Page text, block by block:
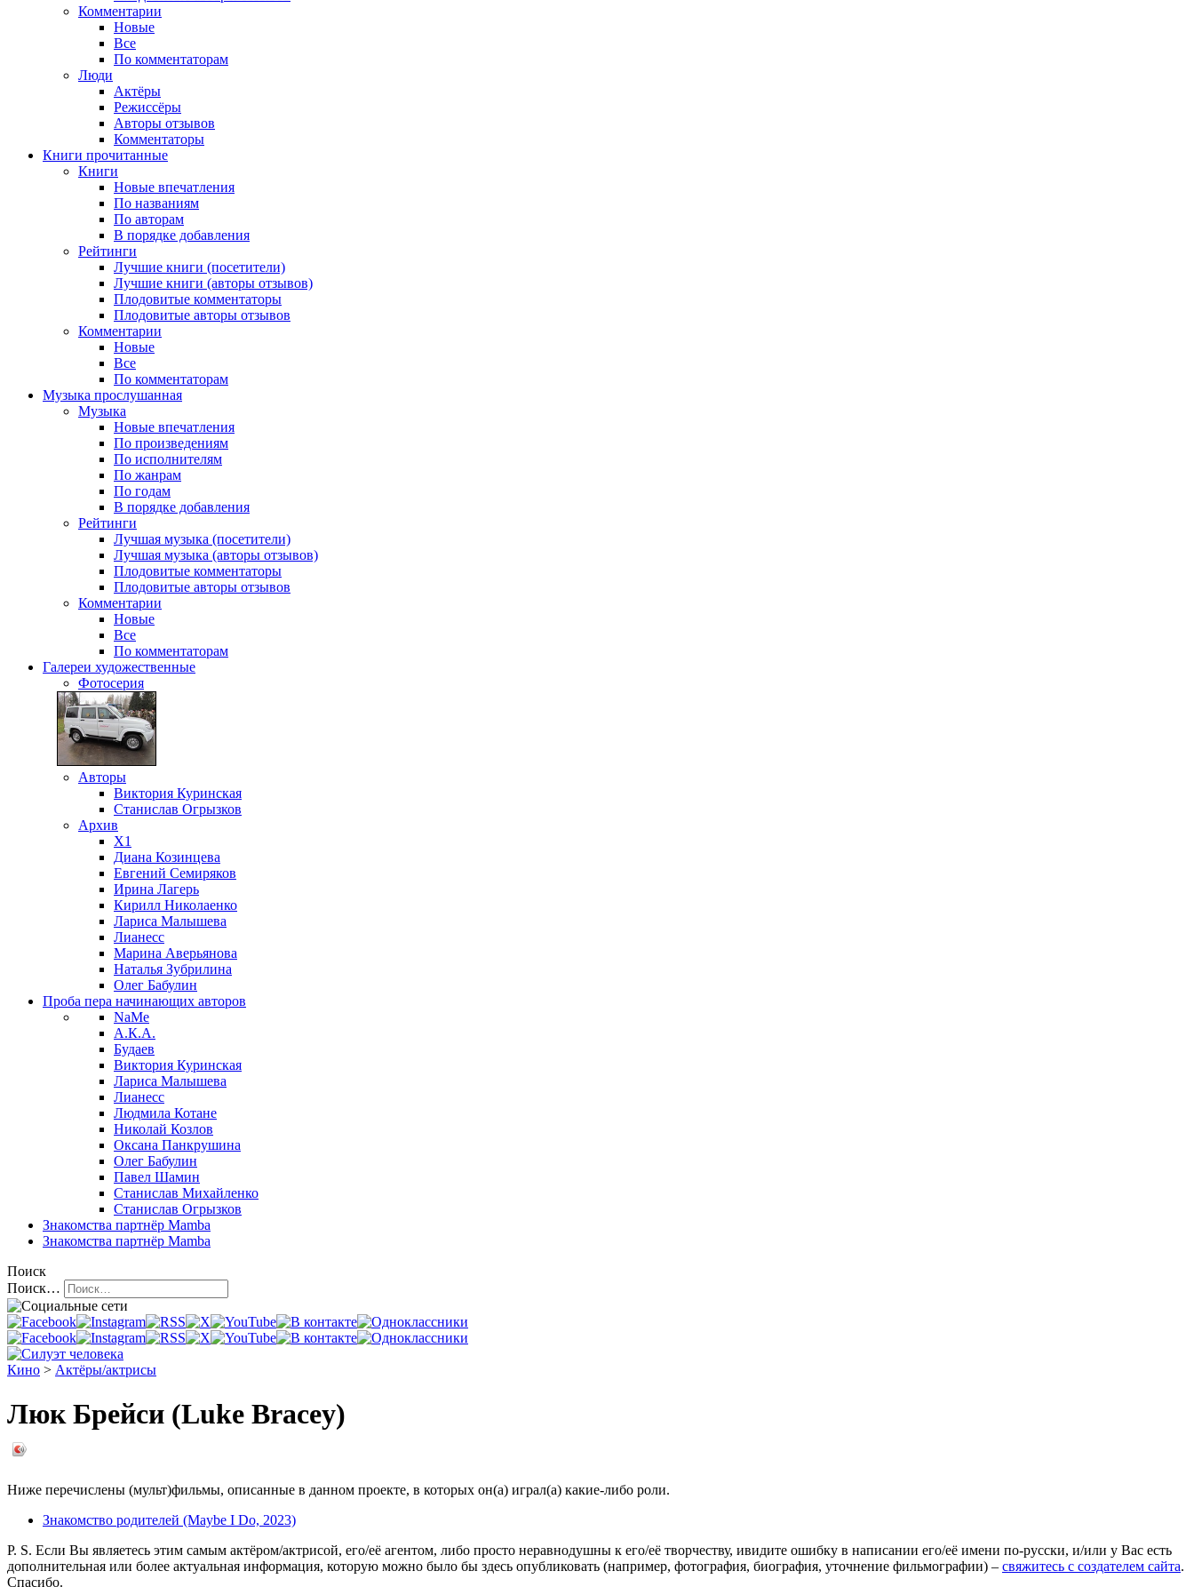
Комментарии
Новые
Все
По комментаторам
Люди
Актёры
Режиссёры
Авторы отзывов
Комментаторы
Книги прочитанные
Книги
Новые впечатления
По названиям
По авторам
В порядке добавления
Рейтинги
Лучшие книги (посетители)
Лучшие книги (авторы отзывов)
Плодовитые комментаторы
Плодовитые авторы отзывов
Комментарии
Новые
Все
По комментаторам
Музыка прослушанная
Музыка
Новые впечатления
По произведениям
По исполнителям
По жанрам
По годам
В порядке добавления
Рейтинги
Лучшая музыка (посетители)
Лучшая музыка (авторы отзывов)
Плодовитые комментаторы
Плодовитые авторы отзывов
Комментарии
Новые
Все
По комментаторам
Галереи художественные
Фотосерия
Авторы
Виктория Куринская
Станислав Огрызков
Архив
X1
Диана Козинцева
Евгений Семиряков
Ирина Лагерь
Кирилл Николаенко
Лариса Малышева
Лианесс
Марина Аверьянова
Наталья Зубрилина
Олег Бабулин
Проба пера начинающих авторов
NaMe
А.К.А.
Будаев
Виктория Куринская
Лариса Малышева
Лианесс
Людмила Котане
Николай Козлов
Оксана Панкрушина
Олег Бабулин
Павел Шамин
Станислав Михайленко
Станислав Огрызков
Знакомства партнёр Mamba
Знакомства партнёр Mamba
Поиск
Поиск…
Кино > Актёры/актрисы
Люк Брейси (Luke Bracey)
Ниже перечислены (мульт)фильмы, описанные в данном проекте, в которых он(а) играл(а) какие-либо роли.
Знакомство родителей (Maybe I Do, 2023)
P. S. Если Вы являетесь этим самым актёром/актрисой, его/её агентом, либо просто неравнодушны к его/её творчеству, ивидите ошибку в написании его/её имени по-русски, и/или у Вас есть
дополнительная или более актуальная информация, которую можно было бы здесь опубликовать (например, фотография, биография, уточнение фильмографии) – свяжитесь с создателем сайта.
Спасибо.